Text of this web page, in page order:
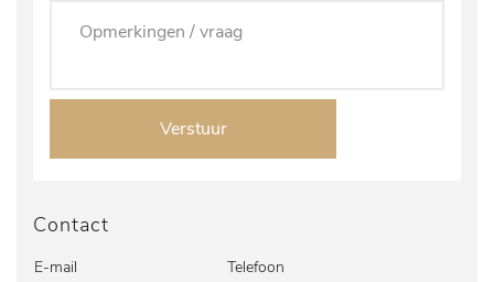
Verstuur
Contact
E-mail
Telefoon